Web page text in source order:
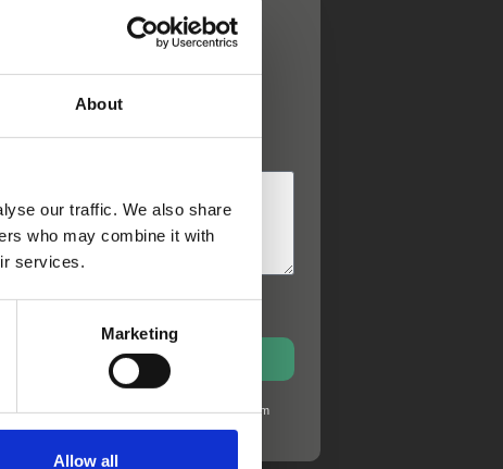
About
our traffic. We also share
who may combine it with
services.
Marketing
Allow all